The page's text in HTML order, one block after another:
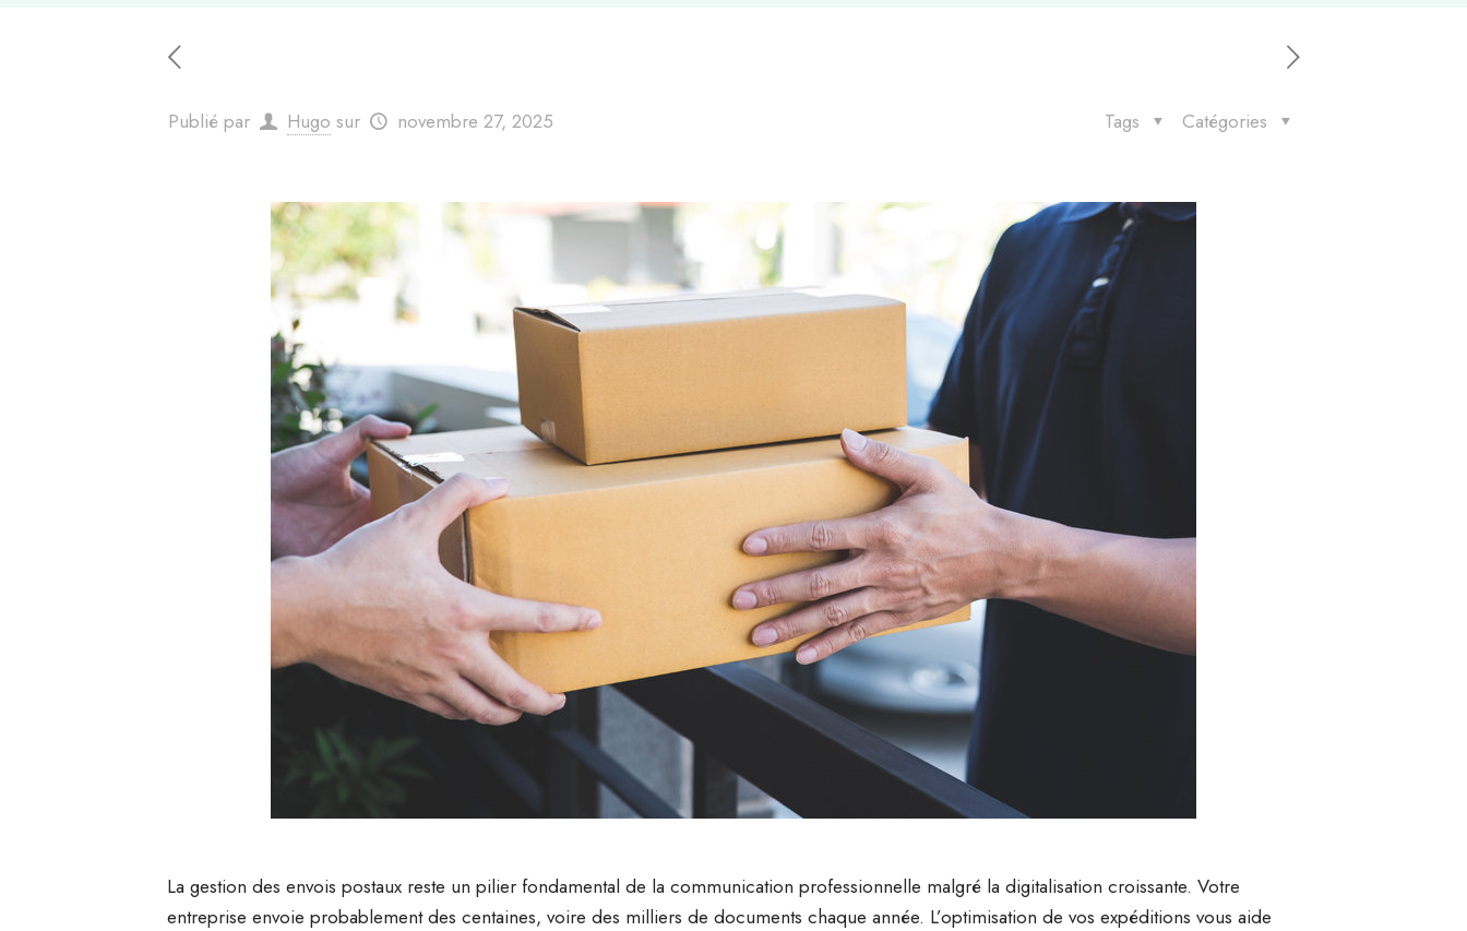
Publié par Hugo sur novembre 27, 2025 Catégories
Tags
La gestion des envois postaux reste un pilier fondamental de la communication professionnelle malgré la digitalisation croissante. Votre
entreprise envoie probablement des centaines, voire des milliers de documents chaque année. L’optimisation de vos expéditions vous aide